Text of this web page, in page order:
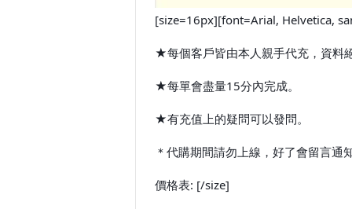
[size=16px][font=Arial, Helvetica,
★每個客戶皆由本人親手代充，資料
★每單會盡量15分內完成。
★有充值上的疑問可以發問。
＊代購期間請勿上線，好了會留言
價格表: [/size]